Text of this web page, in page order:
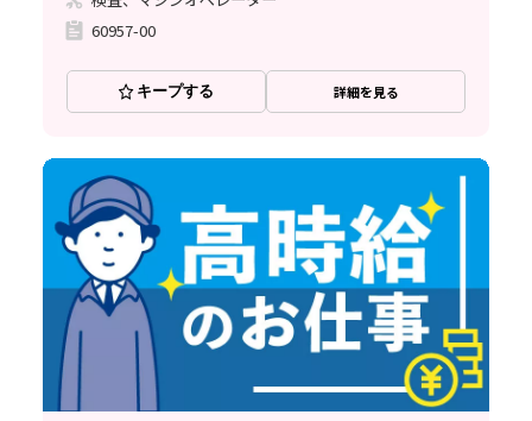
60957-00
キープする 詳細を見る